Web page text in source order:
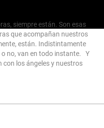
siempre están. Son esas
que acompañan nuestros
están. Indistintamente
o no, van en todo instante. Y
con los ángeles y nuestros